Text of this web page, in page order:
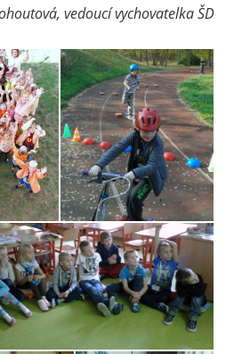
vedoucí vychovatelka ŠD